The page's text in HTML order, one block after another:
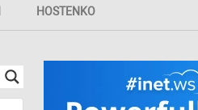
HOSTENKO